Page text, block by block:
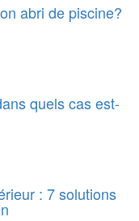
abri de piscine?
quels cas est-
: 7 solutions